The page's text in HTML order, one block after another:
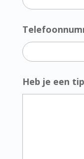
Heb je een